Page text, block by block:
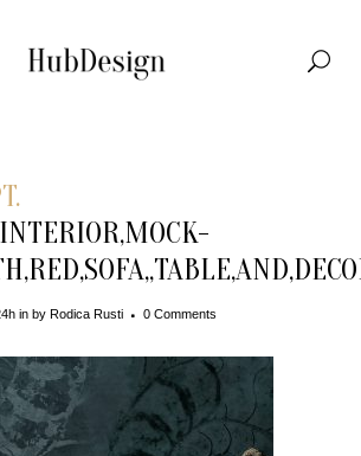
in by Rodica Rusti 0 Comments